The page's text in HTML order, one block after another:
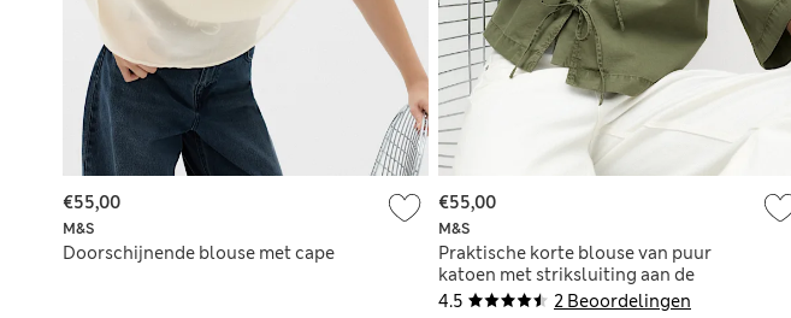
M&S
Doorschijnende blouse met cape
€55,00
4.5 2 Beoordelingen
M&S
Praktische korte blouse van puur
katoen met striksluiting aan de
voorkant
€55,00